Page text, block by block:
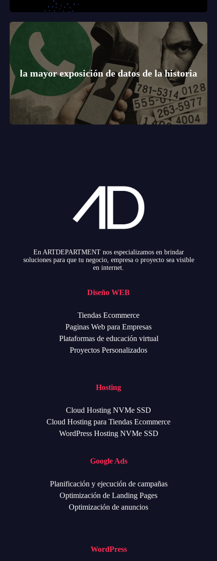
la mayor exposición de datos de la historia
En ARTDEPARTMENT nos especializamos en brindar
soluciones para que tu negocio, empresa o proyecto sea visible
en internet.
Diseño WEB
Tiendas Ecommerce
Paginas Web para Empresas
Plataformas de educación virtual
Proyectos Personalizados
Hosting
Cloud Hosting NVMe SSD
Cloud Hosting para Tiendas Ecommerce
WordPress Hosting NVMe SSD
Google Ads
Planificación y ejecución de campañas
Optimización de Landing Pages
Optimización de anuncios
WordPress